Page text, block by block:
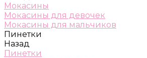
Мокасины
Мокасины для девочек
Мокасины для мальчиков
Пинетки
Назад
Пинетки